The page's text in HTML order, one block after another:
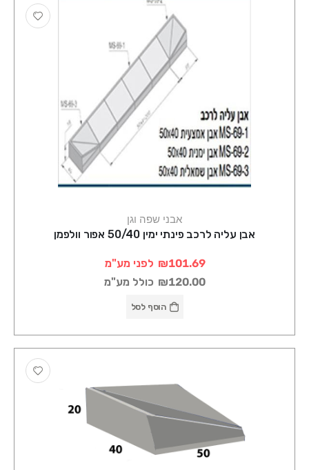
אבני שפה וגן
אבן עליה לרכב פינתי ימין 50/40 אפור וולפמן
₪101.69 לפני מע"מ
₪120.00 כולל מע"מ
הוסף לסל